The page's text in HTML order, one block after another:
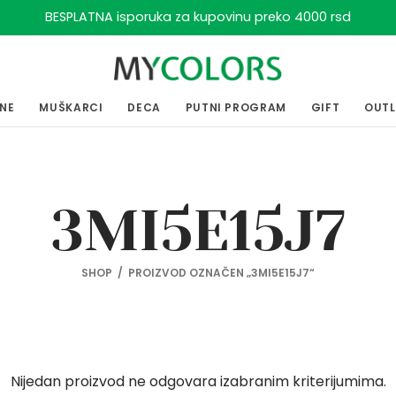
BESPLATNA isporuka za kupovinu preko 4000 rsd
MUŠKARCI DECA PUTNI PROGRAM GIFT
3MI5E15J7
SHOP / PROIZVOD OZNAČEN „3MI5E15J7“
Nijedan proizvod ne odgovara izabranim kriterijumima.